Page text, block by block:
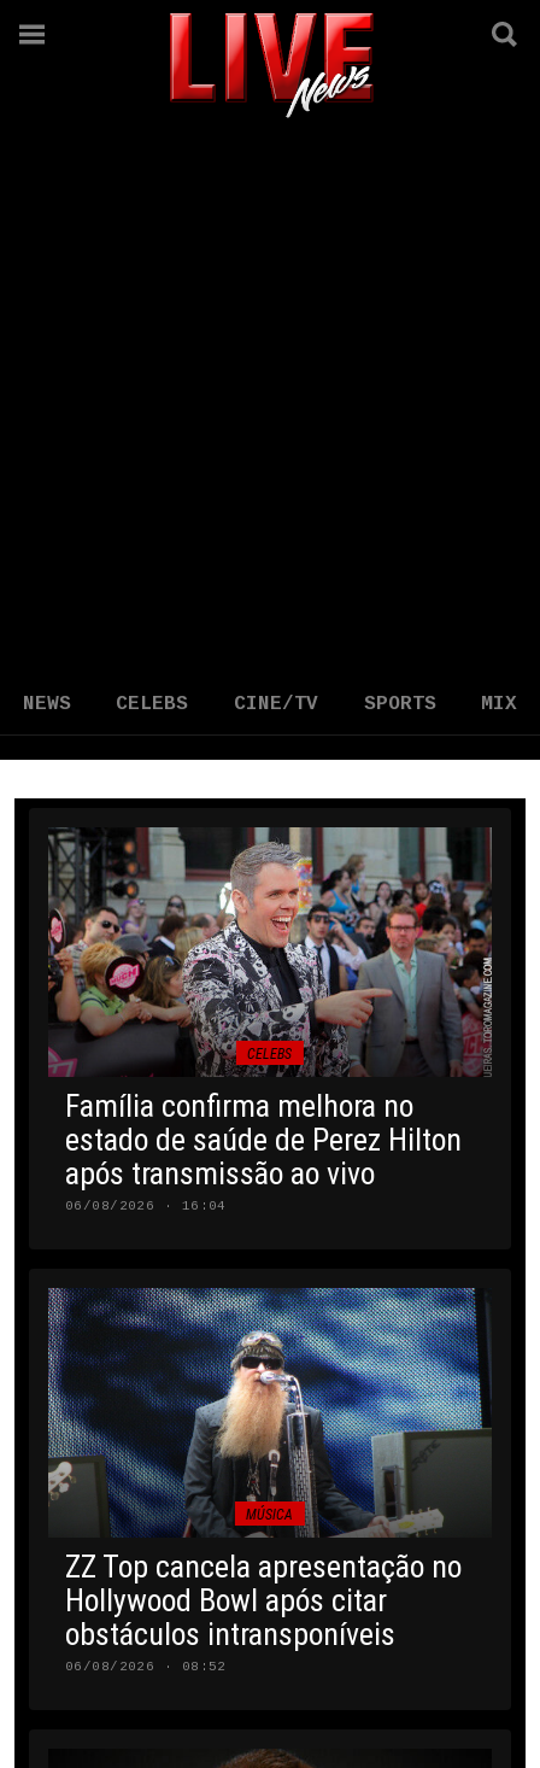
NEWS CELEBS CINE/TV SPORTS MIX
CELEBS
Família confirma melhora no
estado de saúde de Perez Hilton
após transmissão ao vivo
06/08/2026 · 16:04
MÚSICA
ZZ Top cancela apresentação no
Hollywood Bowl após citar
obstáculos intransponíveis
06/08/2026 · 08:52